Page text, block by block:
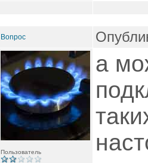
Bonpoc
Пользователь
а